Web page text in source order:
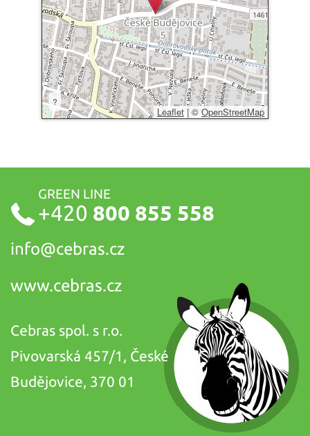
?
Leaflet |©OpenStreetMap
GREEN LINE
+420 800 855 558
info@cebras.cz
www.cebras.cz
Cebras spol. s r.o.
Pivovarská 457/1, České
Budějovice, 370 01